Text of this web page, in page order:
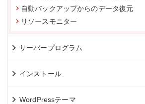
自動バックアップからのデータ復元
リソースモニター
サーバープログラム
インストール
WordPressテーマ